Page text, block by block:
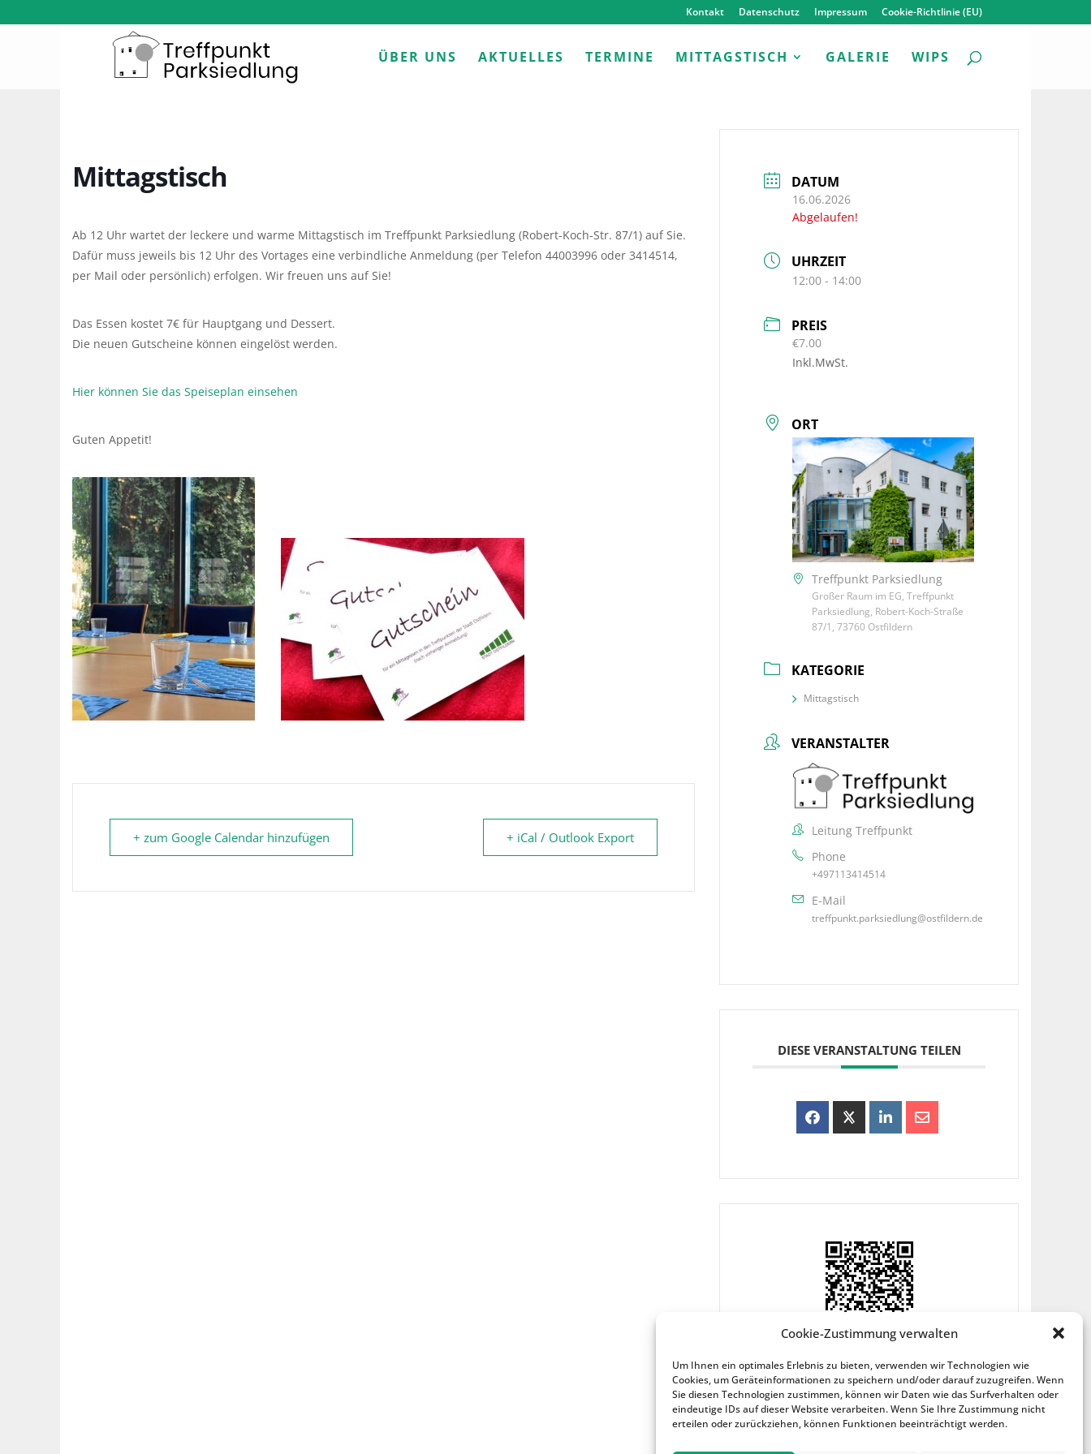
Cookie-Zustimmung verwalten
Um Ihnen ein optimales Erlebnis zu bieten, verwenden wir Technologien wie
Cookies, um Geräteinformationen zu speichern und/oder darauf zuzugreifen. Wenn
Sie diesen Technologien zustimmen, können wir Daten wie das Surfverhalten oder
eindeutige IDs auf dieser Website verarbeiten. Wenn Sie Ihre Zustimmung nicht
erteilen oder zurückziehen, können Funktionen beeinträchtigt werden.
Kontakt Datenschutz Impressum Cookie-Richtlinie (EU)
ÜBER UNS AKTUELLES TERMINE MITTAGSTISCH GALERIE WIPS
Mittagstisch
Ab 12 Uhr wartet der leckere und warme Mittagstisch im Treffpunkt Parksiedlung (Robert-Koch-Str. 87/1) auf Sie.
Dafür muss jeweils bis 12 Uhr des Vortages eine verbindliche Anmeldung (per Telefon 44003996 oder 3414514,
per Mail oder persönlich) erfolgen. Wir freuen uns auf Sie!
Das Essen kostet 7€ für Hauptgang und Dessert.
Die neuen Gutscheine können eingelöst werden.
Hier können Sie das Speiseplan einsehen
Guten Appetit!
+ zum Google Calendar hinzufügen + iCal / Outlook Export
DATUM
16.06.2026
Abgelaufen!
UHRZEIT
12:00 - 14:00
PREIS
€7.00
Inkl.MwSt.
ORT
Treffpunkt Parksiedlung
Großer Raum im EG, Treffpunkt
Parksiedlung, Robert-Koch-Straße
87/1, 73760 Ostfildern
KATEGORIE
Mittagstisch
VERANSTALTER
Leitung Treffpunkt
Phone
+497113414514
E-Mail
treffpunkt.parksiedlung@ostfildern.de
DIESE VERANSTALTUNG TEILEN